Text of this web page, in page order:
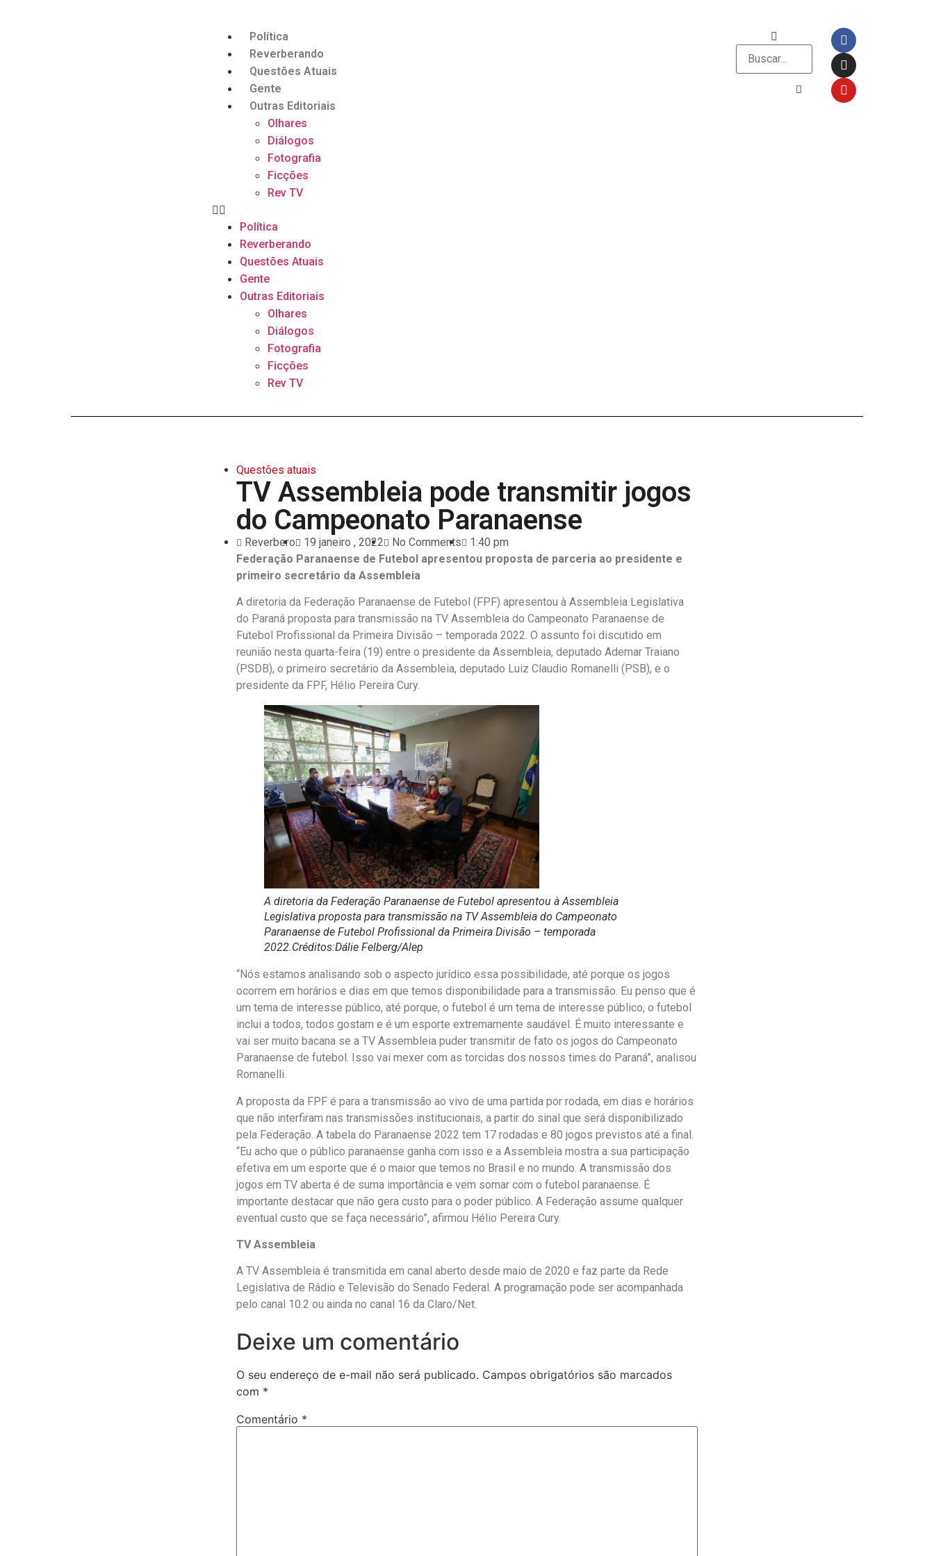
Política
Reverberando
Questões Atuais
Gente
Outras Editoriais
Olhares
Diálogos
Fotografia
Ficções
Rev TV
Política
Reverberando
Questões Atuais
Gente
Outras Editoriais
Olhares
Diálogos
Fotografia
Ficções
Rev TV
Questões atuais
TV Assembleia pode transmitir jogos
do Campeonato Paranaense
Reverbero 19 janeiro , 2022 No Comments
1:40 pm
Federação Paranaense de Futebol apresentou proposta de parceria ao presidente e
primeiro secretário da Assembleia
A diretoria da Federação Paranaense de Futebol (FPF) apresentou à Assembleia Legislativa
do Paraná proposta para transmissão na TV Assembleia do Campeonato Paranaense de
Futebol Profissional da Primeira Divisão – temporada 2022. O assunto foi discutido em
reunião nesta quarta-feira (19) entre o presidente da Assembleia, deputado Ademar Traiano
(PSDB), o primeiro secretário da Assembleia, deputado Luiz Claudio Romanelli (PSB), e o
presidente da FPF, Hélio Pereira Cury.
A diretoria da Federação Paranaense de Futebol apresentou à Assembleia
Legislativa proposta para transmissão na TV Assembleia do Campeonato
Paranaense de Futebol Profissional da Primeira Divisão – temporada
2022.Créditos:Dálie Felberg/Alep
“Nós estamos analisando sob o aspecto jurídico essa possibilidade, até porque os jogos
ocorrem em horários e dias em que temos disponibilidade para a transmissão. Eu penso que é
um tema de interesse público, até porque, o futebol é um tema de interesse público, o futebol
inclui a todos, todos gostam e é um esporte extremamente saudável. É muito interessante e
vai ser muito bacana se a TV Assembleia puder transmitir de fato os jogos do Campeonato
Paranaense de futebol. Isso vai mexer com as torcidas dos nossos times do Paraná”, analisou
Romanelli.
A proposta da FPF é para a transmissão ao vivo de uma partida por rodada, em dias e horários
que não interfiram nas transmissões institucionais, a partir do sinal que será disponibilizado
pela Federação. A tabela do Paranaense 2022 tem 17 rodadas e 80 jogos previstos até a final.
“Eu acho que o público paranaense ganha com isso e a Assembleia mostra a sua participação
efetiva em um esporte que é o maior que temos no Brasil e no mundo. A transmissão dos
jogos em TV aberta é de suma importância e vem somar com o futebol paranaense. É
importante destacar que não gera custo para o poder público. A Federação assume qualquer
eventual custo que se faça necessário”, afirmou Hélio Pereira Cury.
TV Assembleia
A TV Assembleia é transmitida em canal aberto desde maio de 2020 e faz parte da Rede
Legislativa de Rádio e Televisão do Senado Federal. A programação pode ser acompanhada
pelo canal 10.2 ou ainda no canal 16 da Claro/Net.
Deixe um comentário
O seu endereço de e-mail não será publicado. Campos obrigatórios são marcados
com *
Comentário *